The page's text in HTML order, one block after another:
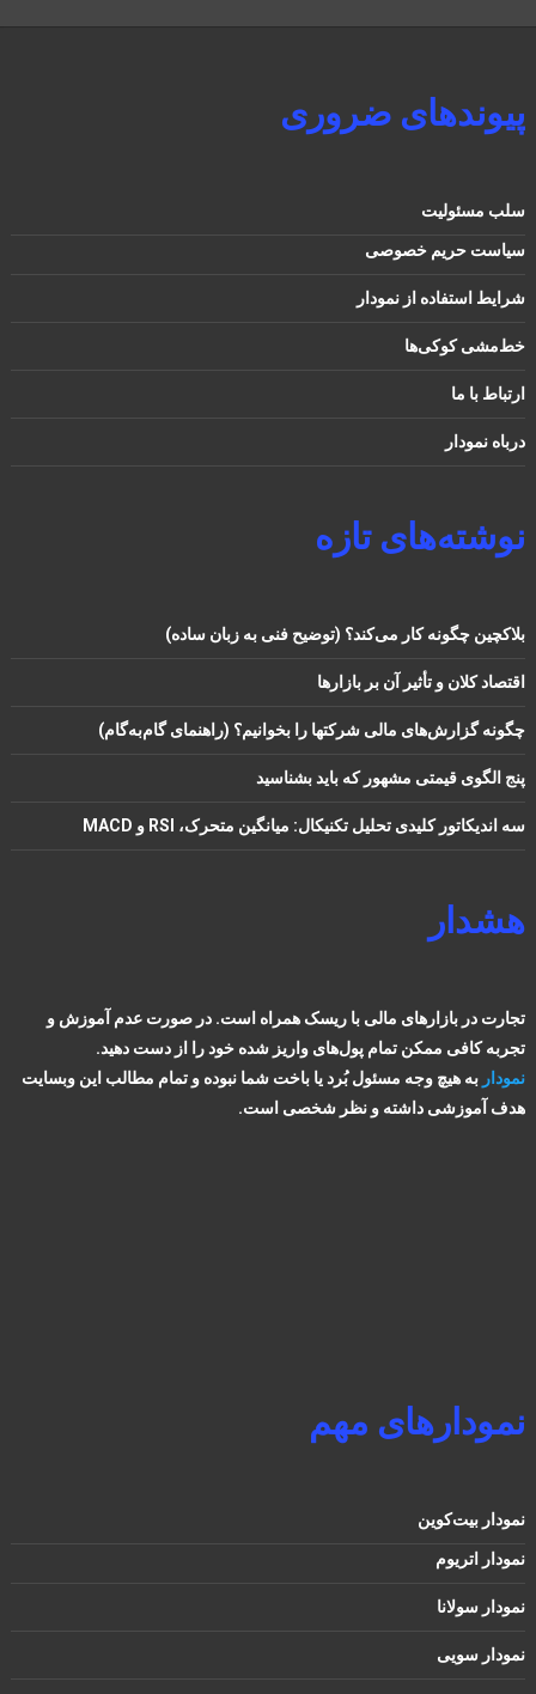
پیوندهای ضروری
سلب مسئولیت
سیاست حریم خصوصی
شرایط استفاده از نمودار
خط‌مشی کوکی‌ها
ارتباط با ما
درباه نمودار
نوشته‌های تازه
بلاکچین چگونه کار می‌کند؟ (توضیح فنی به زبان ساده)
اقتصاد کلان و تأثیر آن بر بازارها
چگونه گزارش‌های مالی شرکتها را بخوانیم؟ (راهنمای گام‌به‌گام)
پنج الگوی قیمتی مشهور که باید بشناسید
سه اندیکاتور کلیدی تحلیل تکنیکال: میانگین متحرک، RSI و MACD
هشدار
تجارت در بازارهای مالی با ریسک همراه است. در صورت عدم آموزش و
تجربه کافی ممکن تمام پول‌های واریز شده خود را از دست دهید.
نمودار به هیچ وجه مسئول بُرد یا باخت شما نبوده و تمام مطالب این وبسایت
هدف آموزشی داشته و نظر شخصی است.
نمودارهای مهم
نمودار بیت‌کوین
نمودار اتریوم
نمودار سولانا
نمودار سویی